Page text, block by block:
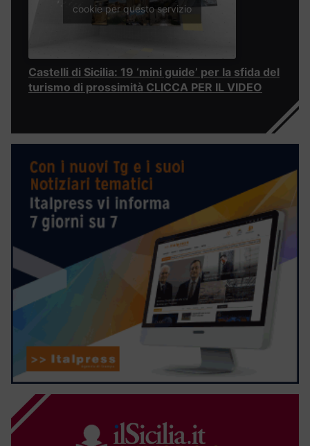
cookie per questo servizio
Castelli di Sicilia: 19 ‘mini guide’ per la sfida del
turismo di prossimità CLICCA PER IL VIDEO